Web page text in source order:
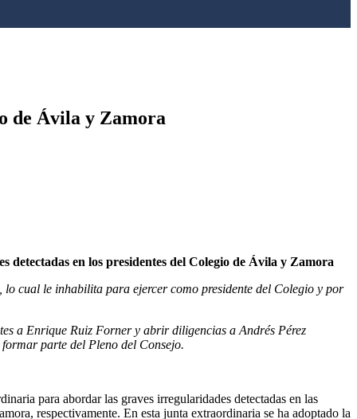
de Ávila y Zamora
en los presidentes del Colegio de Ávila y Zamora
cual le inhabilita para ejercer como presidente del Colegio y por
a Enrique Ruiz Forner y abrir diligencias a Andrés Pérez
parte del Pleno del Consejo.
para abordar las graves irregularidades detectadas en las
respectivamente. En esta junta extraordinaria se ha adoptado la